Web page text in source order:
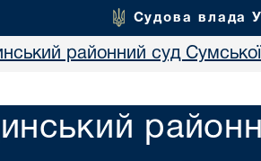
Судова влада
районний суд Сумської